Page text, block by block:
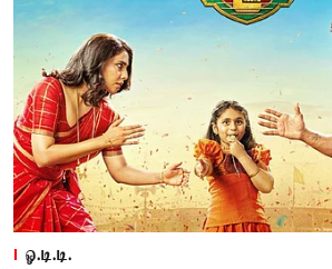
ஓ.டி.டி.